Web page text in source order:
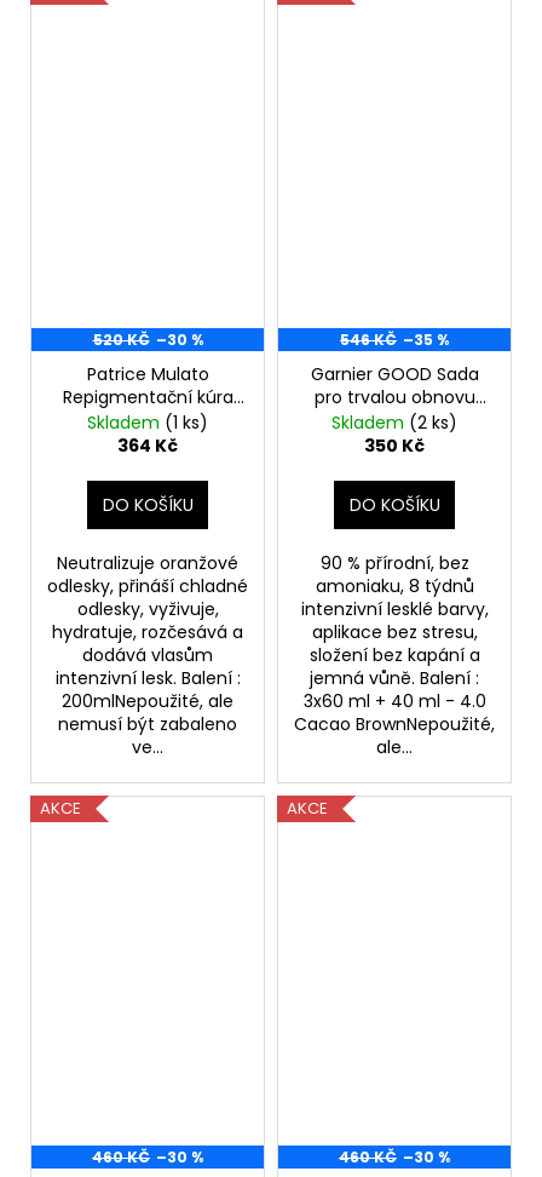
520 KČ –30 %
Patrice Mulato
Repigmentační kúra
200 ml ASH BLOND
Skladem (1 ks)
364 Kč
DO KOŠÍKU
Neutralizuje oranžové
odlesky, přináší chladné
odlesky, vyživuje,
hydratuje, rozčesává a
dodává vlasům
intenzivní lesk. Balení :
200mlNepoužité, ale
nemusí být zabaleno
ve...
546 KČ –35 %
Garnier GOOD Sada
pro trvalou obnovu
vlasů, 4.0 Cacao
Brown-poškozená
Skladem (2 ks)
350 Kč
DO KOŠÍKU
90 % přírodní, bez
amoniaku, 8 týdnů
intenzivní lesklé barvy,
aplikace bez stresu,
složení bez kapání a
jemná vůně. Balení :
3x60 ml + 40 ml - 4.0
Cacao BrownNepoužité,
ale...
AKCE
460 KČ –30 %
AKCE
460 KČ –30 %